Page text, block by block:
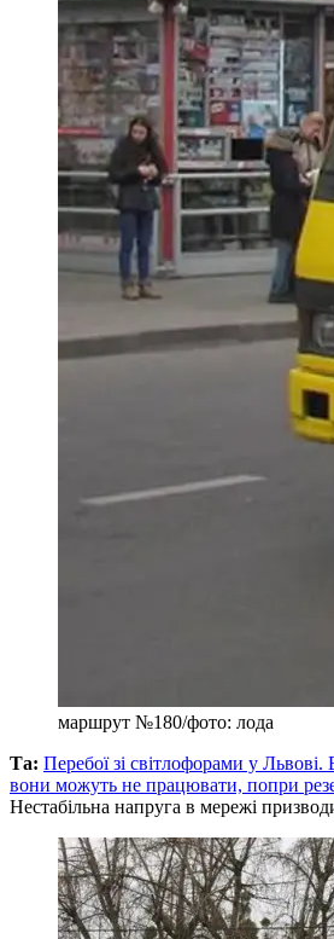
маршрут №180/фото: лода
Та: Перебої зі світлофорами у Львові.
вони можуть не працювати, попри
Нестабільна напруга в мережі